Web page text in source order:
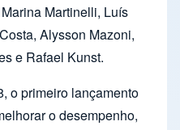
Martinelli, Luís
Alysson Mazoni,
e Rafael Kunst.
o primeiro lançamento
o desempenho,